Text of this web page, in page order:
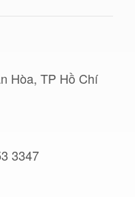
Hòa, TP Hồ Chí
3347